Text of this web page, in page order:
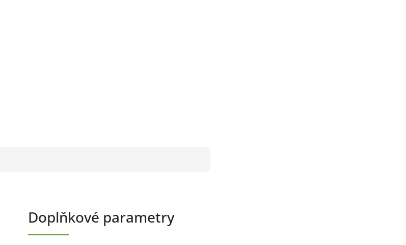
Doplňkové parametry